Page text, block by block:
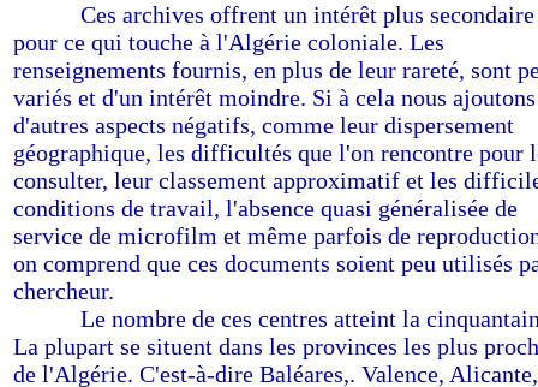
Ces archives offrent un intérêt plus secondaire
pour ce qui touche à l'Algérie coloniale. Les
renseignements fournis, en plus de leur rareté, sont
variés et d'un intérêt moindre. Si à cela nous ajoutons
d'autres aspects négatifs, comme leur dispersement
géographique, les difficultés que l'on rencontre pour
consulter, leur classement approximatif et les
conditions de travail, l'absence quasi généralisée de
service de microfilm et même parfois de
on comprend que ces documents soient peu utilisés
chercheur.
Le nombre de ces centres atteint la
La plupart se situent dans les provinces les plus
de l'Algérie. C'est-à-dire Baléares,. Valence, Alicante,